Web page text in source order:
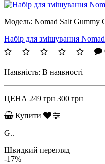
Модель: Nomad Salt Gummy
Набір для змішування
Наявність: В наявності
ЦЕНА 249 грн 300 грн
Купити
G..
Швидкий перегляд
-17%